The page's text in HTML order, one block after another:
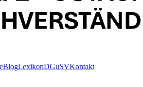
BlogLexikonDGuSVKontakt